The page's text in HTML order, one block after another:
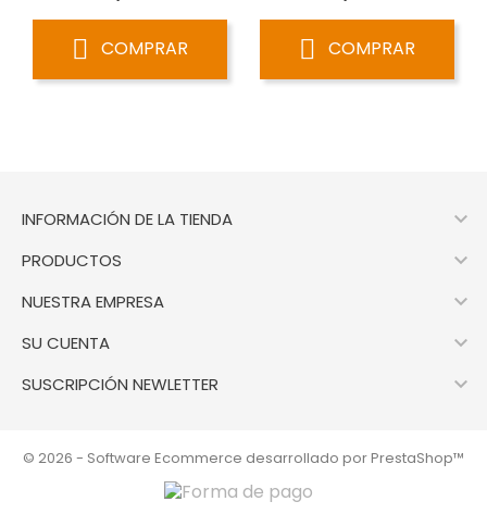
COMPRAR COMPRAR
INFORMACIÓN DE LA TIENDA 
PRODUCTOS 
NUESTRA EMPRESA 
SU CUENTA 
SUSCRIPCIÓN NEWLETTER 
© 2026 - Software Ecommerce desarrollado por PrestaShop™